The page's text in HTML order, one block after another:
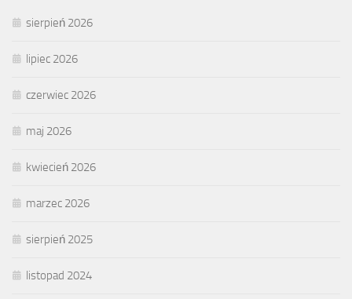
sierpień 2026
lipiec 2026
czerwiec 2026
maj 2026
kwiecień 2026
marzec 2026
sierpień 2025
listopad 2024